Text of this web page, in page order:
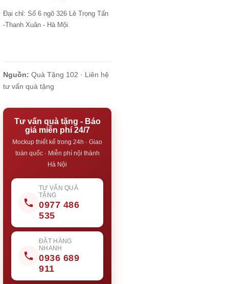
Đại chỉ: Số 6 ngõ 326 Lê Trọng Tấn
-Thanh Xuân - Hà Mội.
Nguồn: Quà Tặng 102 · Liên hệ
tư vấn quà tặng
Tư vấn quà tặng - Báo
giá miễn phí 24/7
Mockup thiết kế trong 24h · Giao
toàn quốc · Miễn phí nội thành
Hà Nội
TƯ VẤN QUÀ
TẶNG
0977 486
535
ĐẶT HÀNG
NHANH
0936 689
911